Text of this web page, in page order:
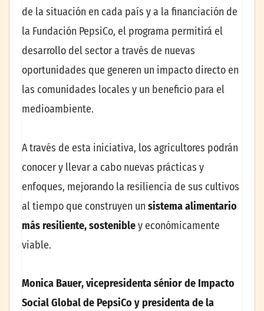
de la situación en cada país y a la financiación de
la Fundación PepsiCo, el programa permitirá el
desarrollo del sector a través de nuevas
oportunidades que generen un impacto directo en
las comunidades locales y un beneficio para el
medioambiente.
A través de esta iniciativa, los agricultores podrán
conocer y llevar a cabo nuevas prácticas y
enfoques, mejorando la resiliencia de sus cultivos
al tiempo que construyen un sistema alimentario
más resiliente, sostenibley económicamente
viable.
Monica Bauer, vicepresidenta sénior de Impacto
Social Global de PepsiCo y presidenta de la